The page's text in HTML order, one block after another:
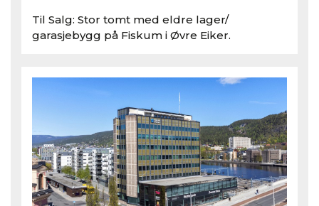
Til Salg: Stor tomt med eldre lager/​
garasjebygg på Fiskum i Øvre Eiker.